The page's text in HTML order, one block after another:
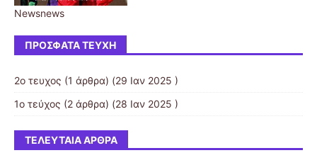
Newsnews
ΠΡΌΣΦΑΤΑ ΤΕΎΧΗ
2ο τευχος (1 άρθρα) (29 Ιαν 2025 )
1ο τεύχος (2 άρθρα) (28 Ιαν 2025 )
ΤΕΛΕΥΤΑΊΑ ΆΡΘΡΑ